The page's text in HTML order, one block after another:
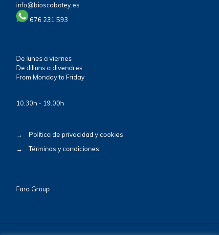
info@bioscabotey.es
676 231 593
De lunes a viernes
De dilluns a divendres
From Monday to Friday
10.30h - 19.00h
→
Política de privacidad y cookies
→
Términos y condiciones
Faro Group